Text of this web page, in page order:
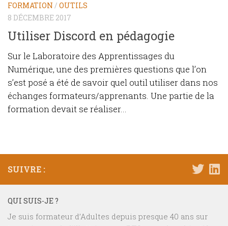
FORMATION / OUTILS
8 DÉCEMBRE 2017
Utiliser Discord en pédagogie
Sur le Laboratoire des Apprentissages du
Numérique, une des premières questions que l’on
s’est posé a été de savoir quel outil utiliser dans nos
échanges formateurs/apprenants. Une partie de la
formation devait se réaliser...
SUIVRE :
QUI SUIS-JE ?
Je suis formateur d’Adultes depuis presque 40 ans sur